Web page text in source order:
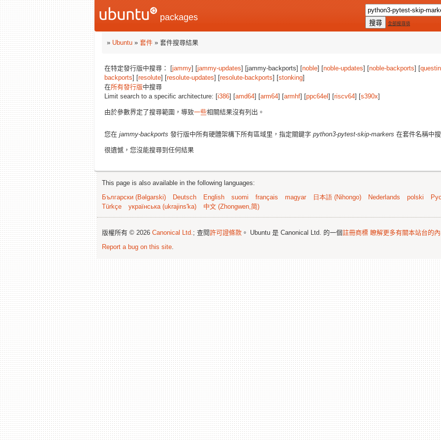
packages
全部搜尋項
» Ubuntu » 套件 » 套件搜尋結果
在特定發行版中搜尋： [jammy] [jammy-updates] [jammy-backports] [noble] [noble-updates] [noble-backports] [
backports] [resolute] [resolute-updates] [resolute-backports] [stonking]
在所有發行版中搜尋
Limit search to a specific architecture: [i386] [amd64] [arm64] [armhf] [ppc64el ] [riscv64] [s390x]
由於參數界定了搜尋範圍，導致一些相關結果沒有列出。
您在 jammy-backports 發行版中所有硬體架構下所有區域里，指定關鍵字 python3-pytest-skip-markers 在套件名稱中
很遺憾，您沒能搜尋到任何結果
This page is also available in the following languages:
Български (Bəlgarski)
Deutsch English suomi français magyar 日本語 (Nihongo) Nederlands polski
Türkçe
українська (ukrajins'ka) 中文 (Zhongwen,简)
版權所有 © 2026 Canonical Ltd.; 查閱許可證條款 。 Ubuntu 是 Canonical Ltd. 的一個註冊商標 瞭解更多有關本站台的
Report a bug on this site.